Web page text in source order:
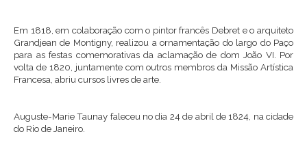
Em 1818, em colaboração com o pintor francês Debret e o arquiteto
Grandjean de Montigny, realizou a ornamentação do largo do Paço
para as festas comemorativas da aclamação de dom João VI. Por
volta de 1820, juntamente com outros membros da Missão Artística
Francesa, abriu cursos livres de arte.
Auguste-Marie Taunay faleceu no dia 24 de abril de 1824, na cidade
do Rio de Janeiro.